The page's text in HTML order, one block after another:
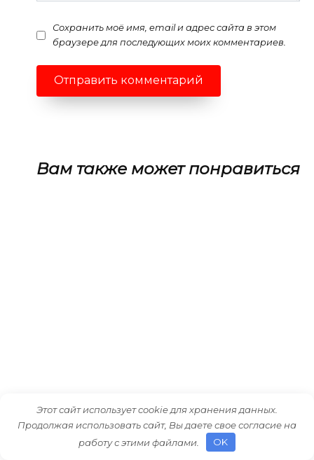
Сохранить моё имя, email и адрес сайта в этом
браузере для последующих моих комментариев.
Вам также может понравиться
Как Intel Core i7 870 Опережает Модель
Этот сайт использует cookie для хранения данных.
Продолжая использовать сайт, Вы даете свое согласие на
работу с этими файлами.
OK